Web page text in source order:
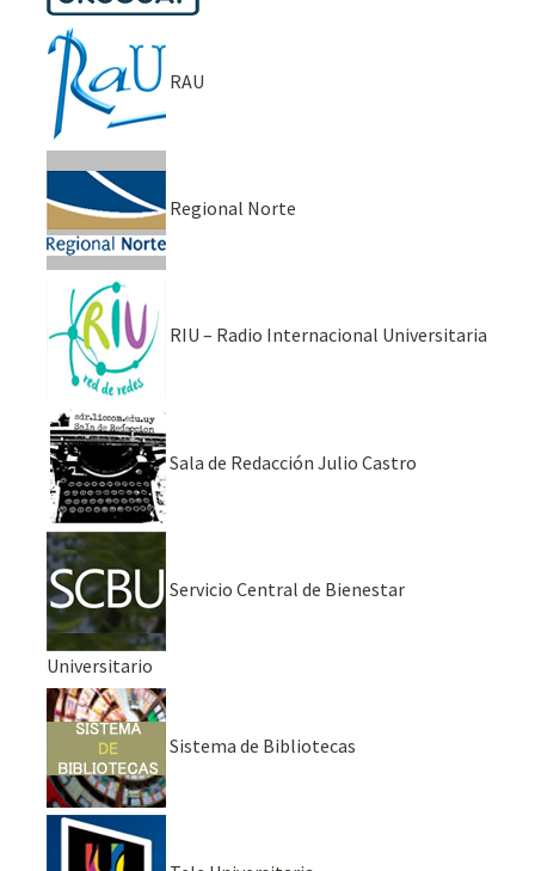
RAU
Regional Norte
RIU – Radio Internacional Universitaria
Sala de Redacción Julio Castro
Servicio Central de Bienestar
Universitario
Sistema de Bibliotecas